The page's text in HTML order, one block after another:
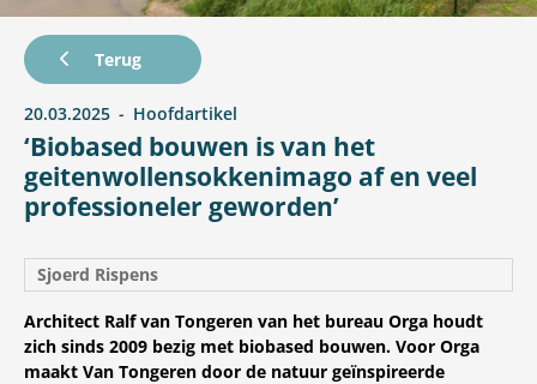
‘Biobased bouwen is van het
geitenwollensokkenimago af en veel
professioneler geworden’
Terug
20.03.2025 Hoofdartikel
Sjoerd Rispens
Architect Ralf van Tongeren van het bureau Orga houdt
zich sinds 2009 bezig met biobased bouwen. Voor Orga
maakt Van Tongeren door de natuur geïnspireerde